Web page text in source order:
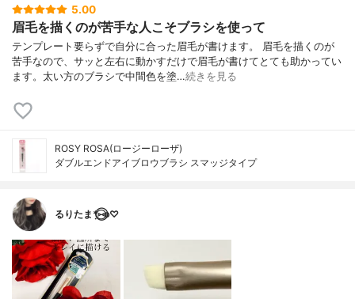
5.00
眉毛を描くのが苦手な人こそブラシを使って
テンプレート要らずで自分に合った眉毛が書けます。 眉毛を描くのが
苦手なので、サッと左右に動かすだけで眉毛が書けてとても助かってい
ます。太い方のブラシで中間色を塗…続きを見る
ROSY ROSA(ロージーローザ)
ダブルエンドアイブロウブラシ スマッジタイプ
るりたま*⃝̣⑅⃝◍♡